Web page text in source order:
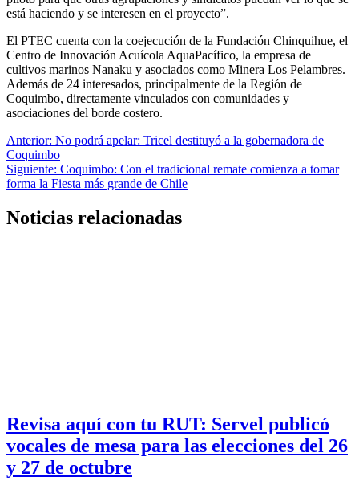
está haciendo y se interesen en el proyecto”.
El PTEC cuenta con la coejecución de la Fundación Chinquihue, el
Centro de Innovación Acuícola AquaPacífico, la empresa de
cultivos marinos Nanaku y asociados como Minera Los Pelambres.
Además de 24 interesados, principalmente de la Región de
Coquimbo, directamente vinculados con comunidades y
asociaciones del borde costero.
Navegación
de
entradas
Anterior: No podrá apelar: Tricel destituyó a la gobernadora de
Coquimbo
Siguiente: Coquimbo: Con el tradicional remate comienza a tomar
forma la Fiesta más grande de Chile
Noticias relacionadas
Revisa aquí con tu RUT: Servel publicó
vocales de mesa para las elecciones del 26
y 27 de octubre